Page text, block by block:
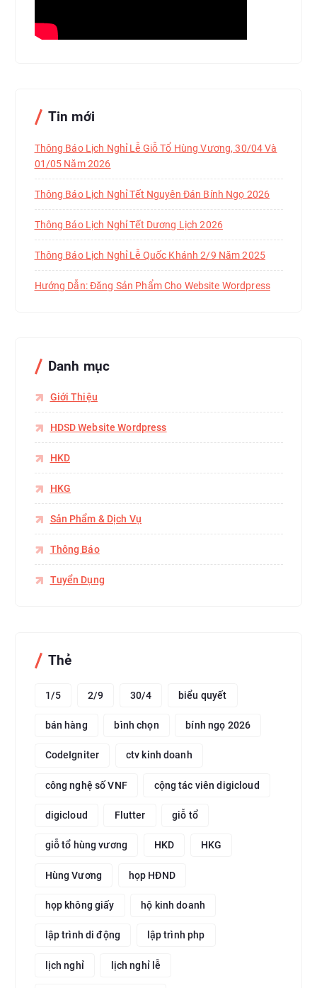
Tin mới
Thông Báo Lịch Nghỉ Lễ Giỗ Tổ Hùng Vương, 30/04 Và
01/05 Năm 2026
Thông Báo Lịch Nghỉ Tết Nguyên Đán Bính Ngọ 2026
Thông Báo Lịch Nghỉ Tết Dương Lịch 2026
Thông Báo Lịch Nghỉ Lễ Quốc Khánh 2/9 Năm 2025
Hướng Dẫn: Đăng Sản Phẩm Cho Website Wordpress
Danh mục
Giới Thiệu
HDSD Website Wordpress
HKD
HKG
Sản Phẩm & Dịch Vụ
Thông Báo
Tuyển Dụng
Thẻ
1/5 2/9 30/4 biểu quyết
bán hàng bình chọn bính ngọ 2026
CodeIgniter ctv kinh doanh
công nghệ số VNF cộng tác viên digicloud
digicloud Flutter giỗ tổ
giỗ tổ hùng vương HKD HKG
Hùng Vương họp HĐND
họp không giấy hộ kinh doanh
lập trình di động lập trình php
lịch nghỉ lịch nghỉ lễ